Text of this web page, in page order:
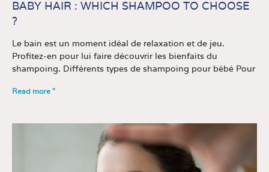
BABY HAIR : WHICH SHAMPOO TO CHOOSE
?
Le bain est un moment idéal de relaxation et de jeu.
Profitez-en pour lui faire découvrir les bienfaits du
shampoing. Différents types de shampoing pour bébé Pour
Read more "